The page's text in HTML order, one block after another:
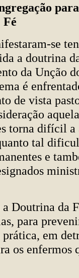
Fé
se
a doutrina
da Unção
é
de vista
torna difícil
tal
e
Doutrina da
para
em
os enfermos